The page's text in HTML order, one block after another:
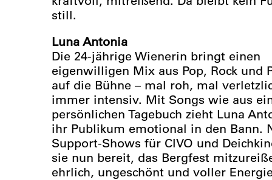
still.
Luna Antonia
Die 24-jährige Wienerin bringt einen
eigenwilligen Mix aus Pop, Rock und
auf die Bühne – mal roh, mal
immer intensiv. Mit Songs wie aus
persönlichen Tagebuch zieht Luna
ihr Publikum emotional in den Bann.
Support-Shows für CIVO und
sie nun bereit, das Bergfest
ehrlich, ungeschönt und voller